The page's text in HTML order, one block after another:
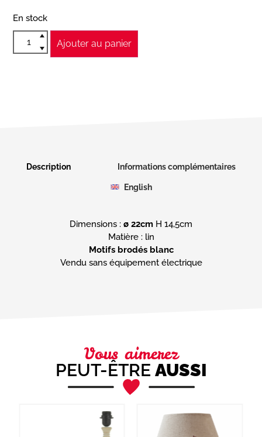
En stock
Ajouter au panier
Description Informations complémentaires
English
Dimensions : ø 22cm H 14,5cm
Motifs brodés blanc
Vendu sans équipement électrique
Vous aimerez
PEUT-ÊTRE AUSSI